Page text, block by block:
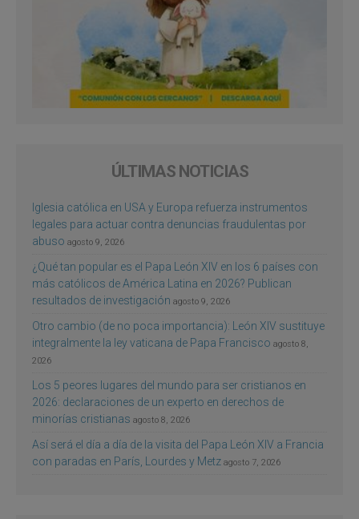
ÚLTIMAS NOTICIAS
Iglesia católica en USA y Europa refuerza instrumentos
legales para actuar contra denuncias fraudulentas por
abuso agosto 9, 2026
¿Qué tan popular es el Papa León XIV en los 6 países con
más católicos de América Latina en 2026? Publican
resultados de investigación agosto 9, 2026
Otro cambio (de no poca importancia): León XIV sustituye
integralmente la ley vaticana de Papa Francisco agosto 8,
2026
Los 5 peores lugares del mundo para ser cristianos en
2026: declaraciones de un experto en derechos de
minorías cristianas agosto 8, 2026
Así será el día a día de la visita del Papa León XIV a Francia
con paradas en París, Lourdes y Metz agosto 7, 2026